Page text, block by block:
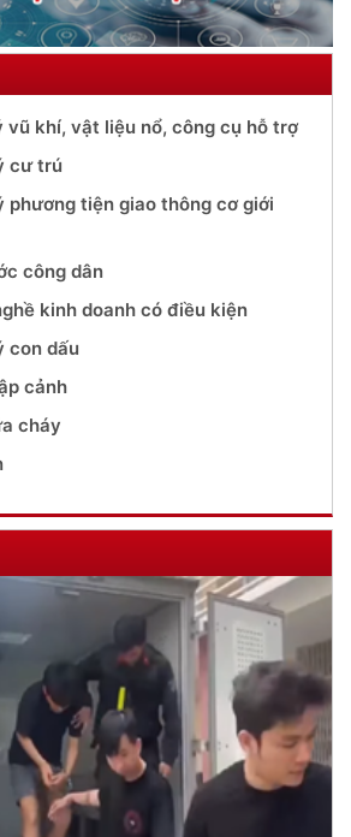
vũ khí, vật liệu nổ, công cụ hỗ trợ
cư trú
phương tiện giao thông cơ giới
công dân
kinh doanh có điều kiện
con dấu
cảnh
cháy